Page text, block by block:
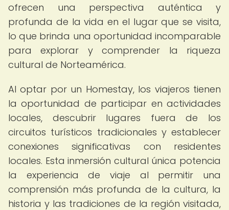
ofrecen una perspectiva auténtica y
profunda de la vida en el lugar que se visita,
lo que brinda una oportunidad incomparable
para explorar y comprender la riqueza
cultural de Norteamérica.
Al optar por un Homestay, los viajeros tienen
la oportunidad de participar en actividades
locales, descubrir lugares fuera de los
circuitos turísticos tradicionales y establecer
conexiones significativas con residentes
locales. Esta inmersión cultural única potencia
la experiencia de viaje al permitir una
comprensión más profunda de la cultura, la
historia y las tradiciones de la región visitada,